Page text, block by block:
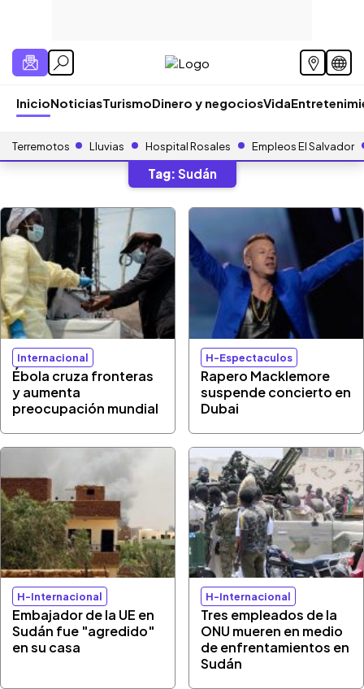
InicioNoticiasTurismoDinero y negociosVida
Terremotos Lluvias Hospital Rosales Empleos El Salvador
Tag: Sudán
Internacional
Ébola cruza fronteras
y aumenta
preocupación mundial
H-Espectaculos
Rapero Macklemore
suspende concierto en
Dubai
H-Internacional
Embajador de la UE en
Sudán fue "agredido"
en su casa
H-Internacional
Tres empleados de la
ONU mueren en medio
de enfrentamientos en
Sudán